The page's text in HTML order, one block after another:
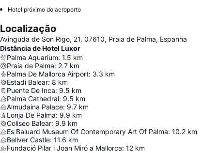
Hotel próximo do aeroporto
Localização
Avinguda de Son Rigo, 21, 07610, Praia de Palma, Espanha
Distância de Hotel Luxor
Palma Aquarium: 1.5 km
Praia de Palma: 2.7 km
Palma De Mallorca Airport: 3.3 km
Estadi Balear: 8 km
Puente De Inca: 9.5 km
Palma Cathedral: 9.5 km
Almudaina Palace: 9.7 km
Lonja De Palma: 9.9 km
Coliseo Balear: 9.9 km
Es Baluard Museum Of Contemporary Art Of Palma: 10.2 km
Bellver Castle: 11.6 km
Fundació Pilar i Joan Miró a Mallorca: 12 km